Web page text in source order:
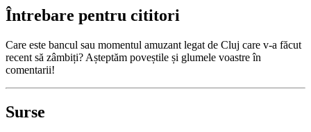
Întrebare pentru cititori
Care este bancul sau momentul amuzant legat de Cluj care v-a făcut
recent să zâmbiți? Așteptăm poveștile și glumele voastre în
comentarii!
Surse